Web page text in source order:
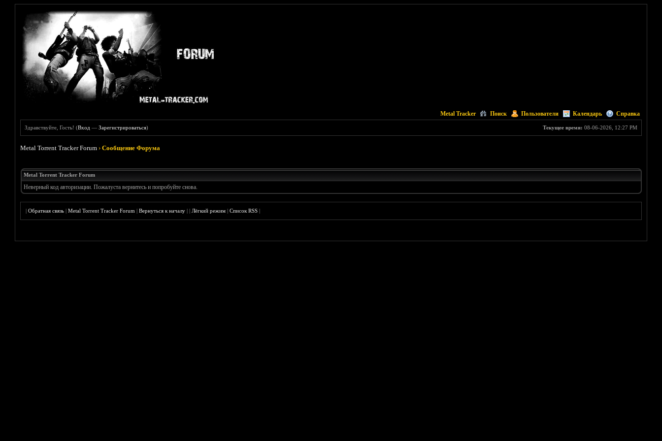
Metal Tracker Поиск Пользователи Календарь Справка
Текущее время: 08-06-2026, 12:27 PM
Здравствуйте, Гость! (Вход —Зарегистрироваться)
Metal Torrent Tracker Forum ›Сообщение Форума
Metal Torrent Tracker Forum
Неверный код авторизации. Пожалуста вернитесь и попробуйте снова.
|Обратная связь |Metal Torrent Tracker Forum |Вернуться к началу ||Лёгкий режим |Список RSS |